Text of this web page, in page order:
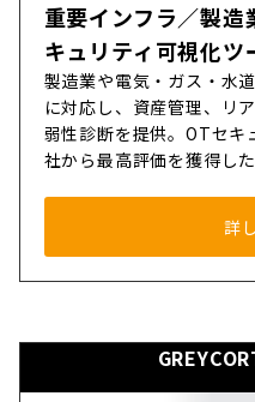
重要インフラ／製
キュリティ可視化ツ
製造業や電気・ガス・水
に対応し、資産管理、リ
弱性診断を提供。OTセキ
社から最高評価を獲得した
詳